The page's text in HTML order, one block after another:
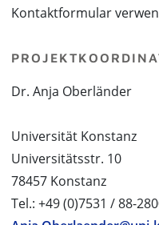
Kontaktformular
Dr. Anja Oberländer
Universität Konstanz
Universitätsstr. 10
78457 Konstanz
Tel.: +49 (0)7531 / 88-